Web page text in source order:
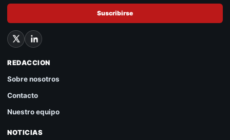
Suscribirse
REDACCION
Sobre nosotros
Contacto
Nuestro equipo
NOTICIAS